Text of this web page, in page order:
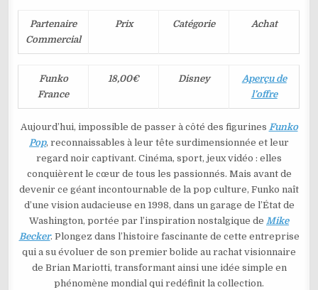
Partenaire
Commercial
Prix Catégorie Achat
Funko
France
18,00€ Disney
Aperçu de
l’offre
Aujourd’hui, impossible de passer à côté des figurines Funko
Pop, reconnaissables à leur tête surdimensionnée et leur
regard noir captivant. Cinéma, sport, jeux vidéo : elles
conquièrent le cœur de tous les passionnés. Mais avant de
devenir ce géant incontournable de la pop culture, Funko naît
d’une vision audacieuse en 1998, dans un garage de l’État de
Washington, portée par l’inspiration nostalgique de Mike
Becker. Plongez dans l’histoire fascinante de cette entreprise
qui a su évoluer de son premier bolide au rachat visionnaire
de Brian Mariotti, transformant ainsi une idée simple en
phénomène mondial qui redéfinit la collection.